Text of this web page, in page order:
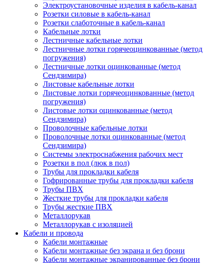
Электроустановочные изделия в кабель-канал
Розетки силовые в кабель-канал
Розетки слаботочные в кабель-канал
Кабельные лотки
Лестничные кабельные лотки
Лестничные лотки горячеоцинкованные (метод
погружения)
Лестничные лотки оцинкованные (метод
Сендзимира)
Листовые кабельные лотки
Листовые лотки горячеоцинкованные (метод
погружения)
Листовые лотки оцинкованные (метод
Сендзимира)
Проволочные кабельные лотки
Проволочные лотки оцинкованные (метод
Сендзимира)
Системы электроснабжения рабочих мест
Розетки в пол (люк в пол)
Трубы для прокладки кабеля
Гофрированные трубы для прокладки кабеля
Трубы ПВХ
Жесткие трубы для прокладки кабеля
Трубы жесткие ПВХ
Металлорукав
Металлорукав с изоляцией
Кабели и провода
Кабели монтажные
Кабели монтажные без экрана и без брони
Кабели монтажные экранированные без брони